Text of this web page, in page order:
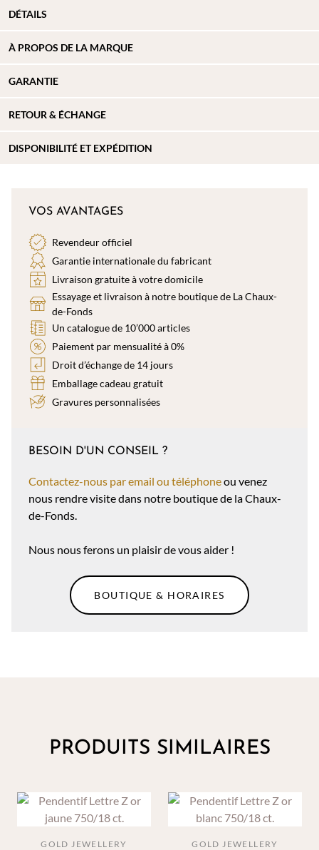
DÉTAILS
À PROPOS DE LA MARQUE
GARANTIE
RETOUR & ÉCHANGE
DISPONIBILITÉ ET EXPÉDITION
VOS AVANTAGES
Revendeur officiel
Garantie internationale du fabricant
Livraison gratuite à votre domicile
Essayage et livraison à notre boutique de La Chaux-
de-Fonds
Un catalogue de 10’000 articles
Paiement par mensualité à 0%
Droit d’échange de 14 jours
Emballage cadeau gratuit
Gravures personnalisées
BESOIN D'UN CONSEIL ?
Contactez-nous par email ou téléphoneou venez
nous rendre visite dans notre boutique de la Chaux-
de-Fonds.
Nous nous ferons un plaisir de vous aider !
BOUTIQUE & HORAIRES
PRODUITS SIMILAIRES
GOLD JEWELLERY GOLD JEWELLERY